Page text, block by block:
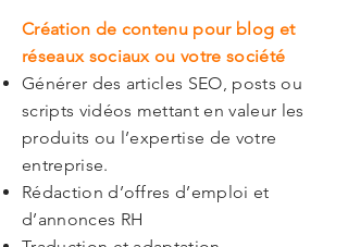
Création de contenu pour blog et
réseaux sociaux ou votre société
Générer des articles SEO, posts ou
scripts vidéos mettant en valeur les
produits ou l’expertise de votre
entreprise.
Rédaction d’offres d’emploi et
d’annonces RH